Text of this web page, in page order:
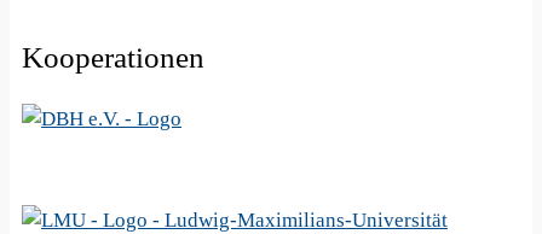
Kooperationen